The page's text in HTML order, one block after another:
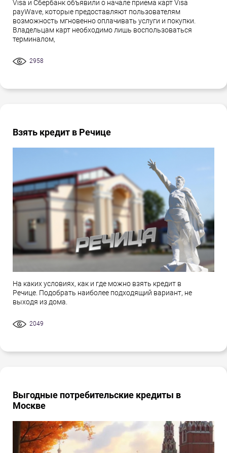
Visa и Сбербанк объявили о начале приема карт Visa
payWave, которые предоставляют пользователям
возможность мгновенно оплачивать услуги и покупки.
Владельцам карт необходимо лишь воспользоваться
терминалом,
2958
Взять кредит в Речице
На каких условиях, как и где можно взять кредит в
Речице. Подобрать наиболее подходящий вариант, не
выходя из дома.
2049
Выгодные потребительские кредиты в
Москве